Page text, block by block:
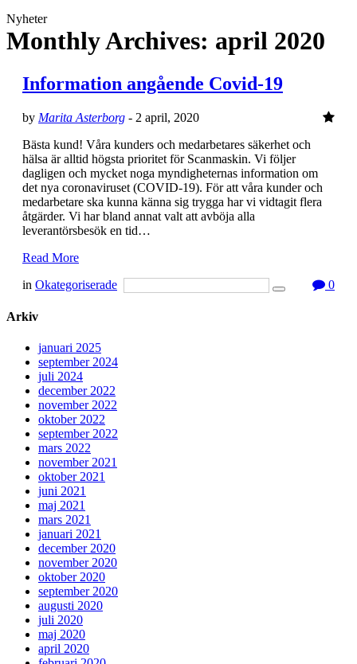
Nyheter
Monthly Archives: april 2020
Information angående Covid-19
by Marita Asterborg - 2 april, 2020
Bästa kund! Våra kunders och medarbetares säkerhet och
hälsa är alltid högsta prioritet för Scanmaskin. Vi följer
dagligen och mycket noga myndigheternas information om
det nya coronaviruset (COVID-19). För att våra kunder och
medarbetare ska kunna känna sig trygga har vi vidtagit flera
åtgärder. Vi har bland annat valt att avböja alla
leverantörsbesök en tid…
Read More
in Okategoriserade 0
Arkiv
januari 2025
september 2024
juli 2024
december 2022
november 2022
oktober 2022
september 2022
mars 2022
november 2021
oktober 2021
juni 2021
maj 2021
mars 2021
januari 2021
december 2020
november 2020
oktober 2020
september 2020
augusti 2020
juli 2020
maj 2020
april 2020